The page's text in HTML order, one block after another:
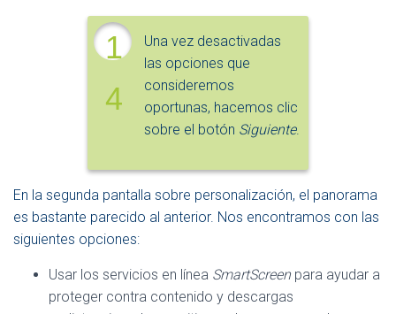
1
4
Una vez desactivadas
las opciones que
consideremos
oportunas, hacemos clic
sobre el botón Siguiente.
En la segunda pantalla sobre personalización, el panorama
es bastante parecido al anterior. Nos encontramos con las
siguientes opciones:
Usar los servicios en línea SmartScreenpara ayudar a
proteger contra contenido y descargas